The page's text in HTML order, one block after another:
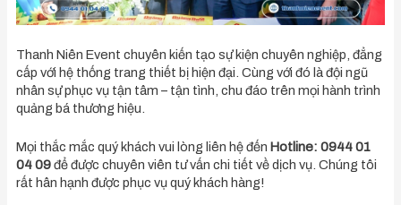
Thanh Niên Event chuyên kiến tạo sự kiện chuyên nghiệp, đẳng
cấp với hệ thống trang thiết bị hiện đại. Cùng với đó là đội ngũ
nhân sự phục vụ tận tâm – tận tình, chu đáo trên mọi hành trình
quảng bá thương hiệu.
Mọi thắc mắc quý khách vui lòng liên hệ đến Hotline: 0944 01
04 09để được chuyên viên tư vấn chi tiết về dịch vụ. Chúng tôi
rất hân hạnh được phục vụ quý khách hàng!